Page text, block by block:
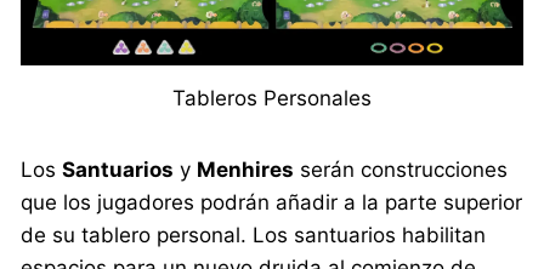
Tableros Personales
LosSantuarios y Menhires serán construcciones
que los jugadores podrán añadir a la parte superior
de su tablero personal. Los santuarios habilitan